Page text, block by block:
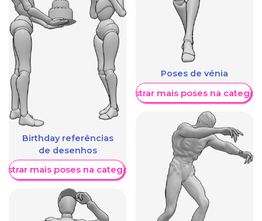
Birthday referências
de desenhos
mais poses na categoria
Poses de vénia
Mostrar mais poses na